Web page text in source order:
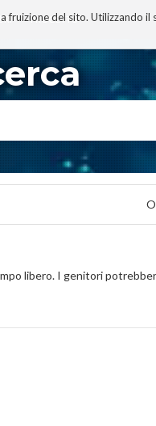
del sito. Utilizzando
PROGETTO
libero. I genitori